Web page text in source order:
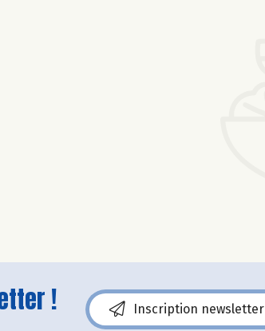
! Inscription newsletter